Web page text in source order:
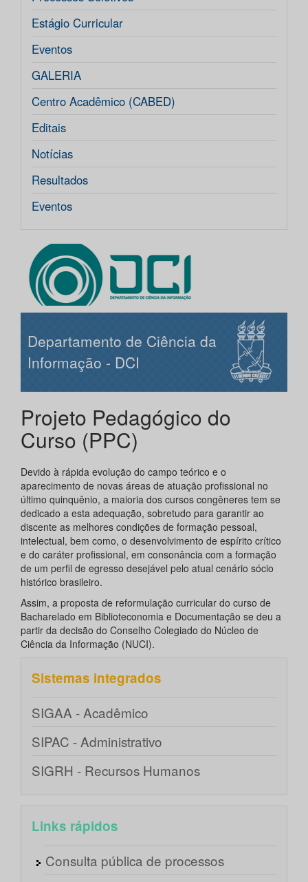
Estágio Curricular
Eventos
GALERIA
Centro Acadêmico (CABED)
Editais
Notícias
Resultados
Eventos
Departamento de Ciência da
Informação - DCI
Projeto Pedagógico do
Curso (PPC)
Devido à rápida evolução do campo teórico e o
aparecimento de novas áreas de atuação profissional no
último quinquênio, a maioria dos cursos congêneres tem se
dedicado a esta adequação, sobretudo para garantir ao
discente as melhores condições de formação pessoal,
intelectual, bem como, o desenvolvimento de espírito crítico
e do caráter profissional, em consonância com a formação
de um perfil de egresso desejável pelo atual cenário sócio
histórico brasileiro.
Assim, a proposta de reformulação curricular do curso de
Bacharelado em Biblioteconomia e Documentação se deu a
partir da decisão do Conselho Colegiado do Núcleo de
Ciência da Informação (NUCI).
Sistemas integrados
SIGAA - Acadêmico
SIPAC - Administrativo
SIGRH - Recursos Humanos
Links rápidos
Consulta pública de processos